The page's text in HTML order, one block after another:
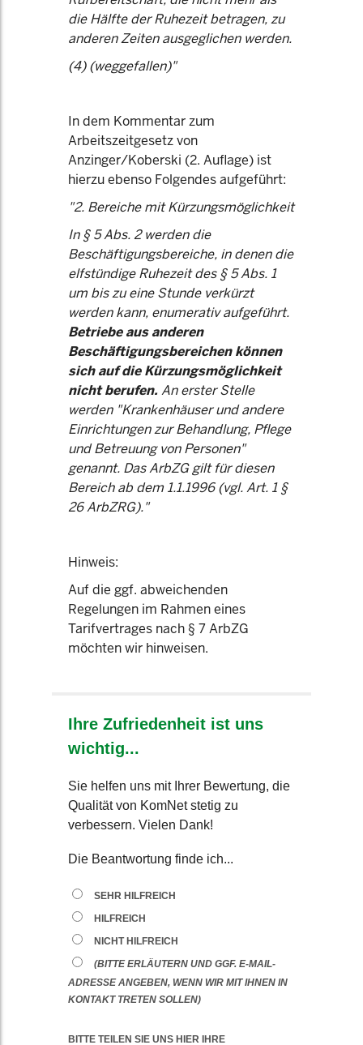
die Hälfte der Ruhezeit betragen, zu
anderen Zeiten ausgeglichen werden.
(4) (weggefallen)"
In dem Kommentar zum
Arbeitszeitgesetz von
Anzinger/Koberski (2. Auflage) ist
hierzu ebenso Folgendes aufgeführt:
"2. Bereiche mit Kürzungsmöglichkeit
In § 5 Abs. 2 werden die
Beschäftigungsbereiche, in denen die
elfstündige Ruhezeit des § 5 Abs. 1
um bis zu eine Stunde verkürzt
werden kann, enumerativ aufgeführt.
Betriebe aus anderen
Beschäftigungsbereichen können
sich auf die Kürzungsmöglichkeit
nicht berufen. An erster Stelle
werden "Krankenhäuser und andere
Einrichtungen zur Behandlung, Pflege
und Betreuung von Personen"
genannt. Das ArbZG gilt für diesen
Bereich ab dem 1.1.1996 (vgl. Art. 1 §
26 ArbZRG)."
Hinweis:
Auf die ggf. abweichenden
Regelungen im Rahmen eines
Tarifvertrages nach § 7 ArbZG
möchten wir hinweisen.